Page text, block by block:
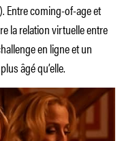
Entre coming-of-age et
la relation virtuelle entre
en ligne et un
âgé qu’elle.